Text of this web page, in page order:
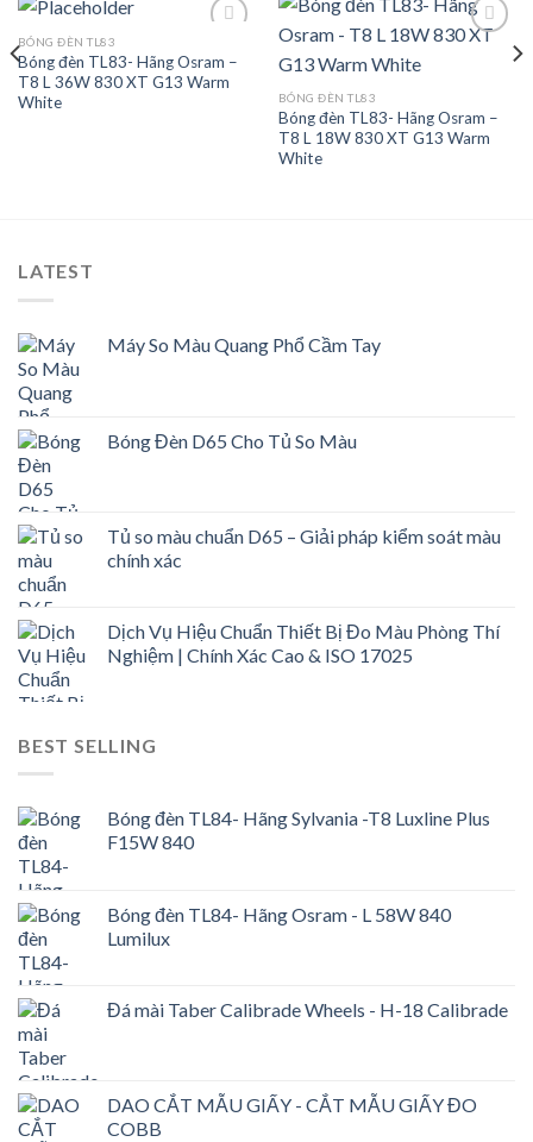
Add to
BÓNG ĐÈN TL83
Bóng đèn TL83- Hãng Osram –
T8 L 36W 830 XT G13 Warm
White
BÓNG ĐÈN TL83
Bóng đèn TL83- Hãng Osram –
T8 L 18W 830 XT G13 Warm
White
LATEST
Máy So Màu Quang Phổ Cầm Tay
Bóng Đèn D65 Cho Tủ So Màu
Tủ so màu chuẩn D65 – Giải pháp kiểm soát màu
chính xác
Dịch Vụ Hiệu Chuẩn Thiết Bị Đo Màu Phòng Thí
Nghiệm | Chính Xác Cao & ISO 17025
BEST SELLING
Bóng đèn TL84- Hãng Sylvania -T8 Luxline Plus
F15W 840
Bóng đèn TL84- Hãng Osram - L 58W 840
Lumilux
Đá mài Taber Calibrade Wheels - H-18 Calibrade
DAO CẮT MẪU GIẤY - CẮT MẪU GIẤY ĐO
COBB